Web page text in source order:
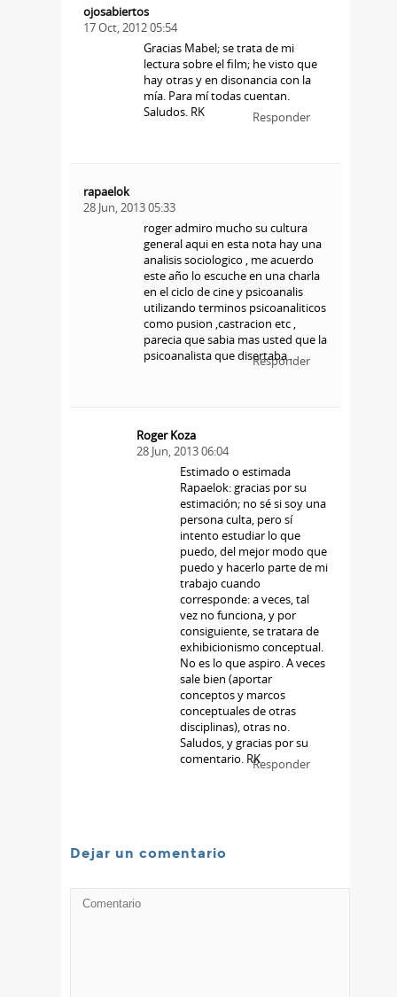
ojosabiertos
17 Oct, 2012 05:54
Gracias Mabel; se trata de mi
lectura sobre el film; he visto que
hay otras y en disonancia con la
mía. Para mí todas cuentan.
Saludos. RK
Responder
rapaelok
28 Jun, 2013 05:33
roger admiro mucho su cultura
general aqui en esta nota hay una
analisis sociologico , me acuerdo
este año lo escuche en una charla
en el ciclo de cine y psicoanalis
utilizando terminos psicoanaliticos
como pusion ,castracion etc ,
parecia que sabia mas usted que la
psicoanalista que disertaba .
Responder
Roger Koza
28 Jun, 2013 06:04
Estimado o estimada
Rapaelok: gracias por su
estimación; no sé si soy una
persona culta, pero sí
intento estudiar lo que
puedo, del mejor modo que
puedo y hacerlo parte de mi
trabajo cuando
corresponde: a veces, tal
vez no funciona, y por
consiguiente, se tratara de
exhibicionismo conceptual.
No es lo que aspiro. A veces
sale bien (aportar
conceptos y marcos
conceptuales de otras
disciplinas), otras no.
Saludos, y gracias por su
comentario. RKResponder
Dejar un comentario